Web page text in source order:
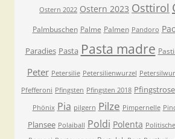
Ostern 2022 Ostern 2023 Osttirol
Palmbuschen Palme Palmen Pandoro
Paradies Pasta Pasta madre
Peter Petersilie Petersilienwurzel
Pfefferoni Pfingsten Pfingsten 2018 Pfingstrose
Phönix Pia pilgern Pilze Pimpernelle
Plansee Polaiball Poldi Polenta